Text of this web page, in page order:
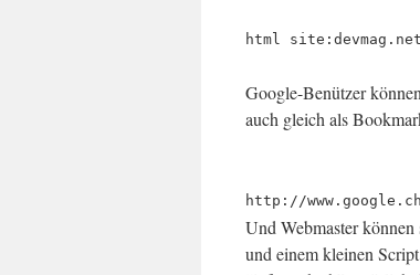
html site:devmag.net
Google-Benützer
auch gleich als
http://
Und Webmaster
und einem kleinen